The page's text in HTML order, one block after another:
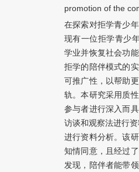
promotion of the
在探索对拒学青少
现有一位拒学青少
学业并恢复社会功
拒学的陪伴模式的
可推广性，以帮助
轨。本研究采用质
参与者进行深入而
访谈和观察法进行
进行资料分析。该
知情同意，且经过
发现，陪伴者能带